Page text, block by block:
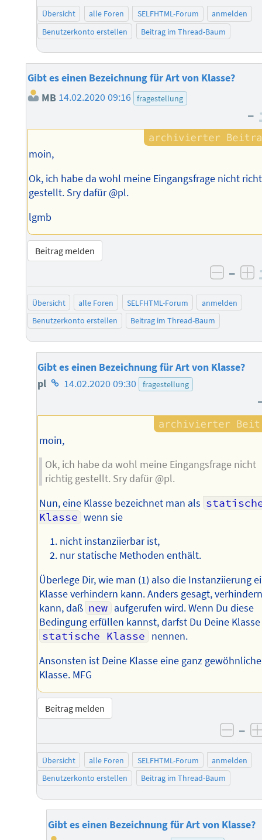
Übersicht alle Foren SELFHTML-Forum
anmelden
Benutzerkonto erstellen
Beitrag im Thread-Baum
Gibt es einen Bezeichnung für Art von Klasse?
MB 14.02.2020 09:16 fragestellung
–
moin,
Ok, ich habe da wohl meine Eingangsfrage nicht
gestellt. Sry dafür @pl.
lgmb
Beitrag melden
–
Übersicht alle Foren SELFHTML-Forum
anmelden
Benutzerkonto erstellen
Beitrag im Thread-Baum
Gibt es einen Bezeichnung für Art von Klasse?
pl Homepage
Autors
14.02.2020 09:30 fragestellung
moin,
Ok, ich habe da wohl meine Eingangsfrage nicht
richtig gestellt. Sry dafür @pl.
Nun, eine Klasse bezeichnet man als
Klasse wenn sie
nicht instanziierbar ist,
nur statische Methoden enthält.
Überlege Dir, wie man (1) also die Instanziierung
Klasse verhindern kann. Anders gesagt,
kann, daß new aufgerufen wird. Wenn Du diese
Bedingung erfüllen kannst, darfst Du Deine
statische Klasse nennen.
Ansonsten ist Deine Klasse eine ganz gewöhnliche
Klasse. MFG
Beitrag melden
–
Übersicht alle Foren SELFHTML-Forum
anmelden
Benutzerkonto erstellen
Beitrag im Thread-Baum
Gibt es einen Bezeichnung für Art von Klasse?